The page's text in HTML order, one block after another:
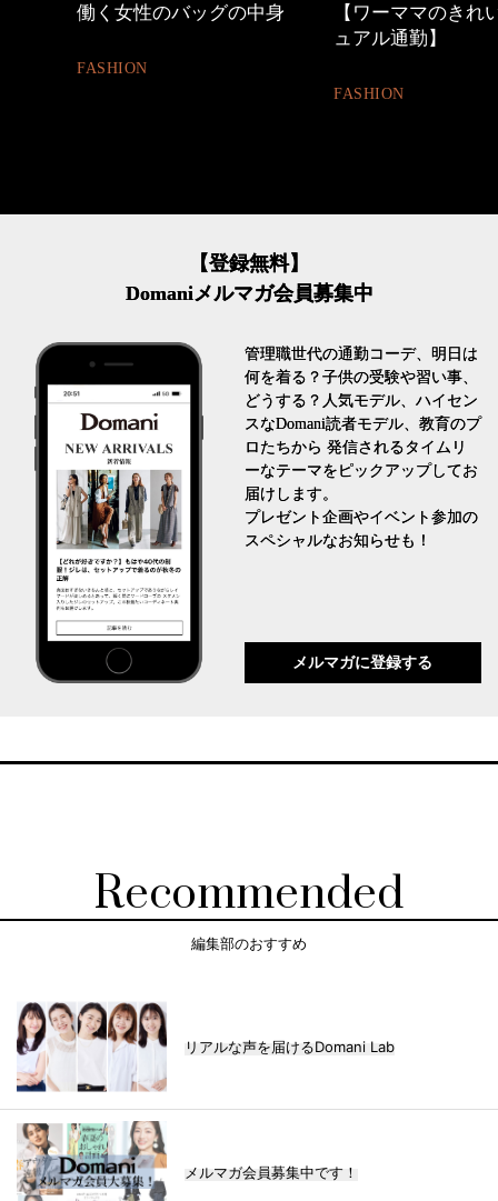
【ワーママのきれいめカジ
心地よくいられる
とは
FASHION
【登録無料】
Domaniメルマガ会員募集中
管理職世代の通勤コーデ、明日は
何を着る？子供の受験や習い事、
どうする？人気モデル、ハイセン
スなDomani読者モデル、教育のプ
ロたちから 発信されるタイムリ
ーなテーマをピックアップしてお
届けします。
プレゼント企画やイベント参加の
スペシャルなお知らせも！
メルマガに登録する
Recommended
編集部のおすすめ
リアルな声を届けるDomani Lab
メルマガ会員募集中です！